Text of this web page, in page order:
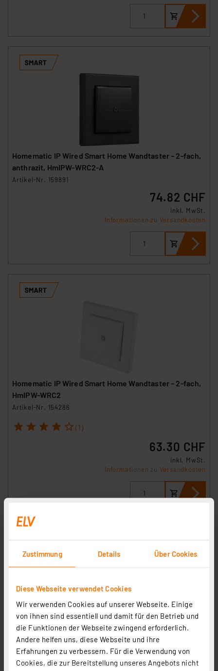
Zustimmung Details Über Cookies
Diese Webseite verwendet Cookies
Wir verwenden Cookies auf unserer Webseite. Einige
von ihnen sind essentiell und damit für den Betrieb und
die Funktionen der Webseite zwingend erforderlich.
Andere helfen uns, diese Webseite und ihre
Erfahrungen zu verbessern. Für die Verwendung von
Cookies, die zur Bereitstellung unseres Angebots nicht
Homematic IP Wired Smart Home Wandtaster – 2-fach,
anthrazit, HmIPW-WRC2-A
Artikel-Nr. 159891
74.82 CHF
inkl. MwSt.
Informationen zu Versandkosten
Homematic IP Wired Smart Home Wandtaster – 2-fach,
HmIPW-WRC2
Artikel-Nr. 154286
1 2 3 4 5 (1)
63.30 CHF
inkl. MwSt.
Informationen zu Versandkosten
ELV Bausatz Homematic IP Wandtaster für
Markenschalter 2fach HmIP-BRC2
Artikel-Nr. 151999